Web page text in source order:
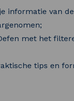
informatie van
met het
tips en